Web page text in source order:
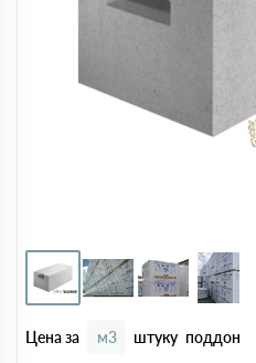
Цена за м3 штуку поддон